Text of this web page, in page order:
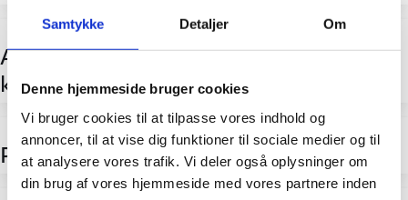
Samtykke Detaljer Om
Denne hjemmeside bruger cookies
Vi bruger cookies til at tilpasse vores indhold og
annoncer, til at vise dig funktioner til sociale medier og til
at analysere vores trafik. Vi deler også oplysninger om
din brug af vores hjemmeside med vores partnere inden
Aygo X Hybrid - Privatleasing til 3.599
kr./md.
Proace Max Electric